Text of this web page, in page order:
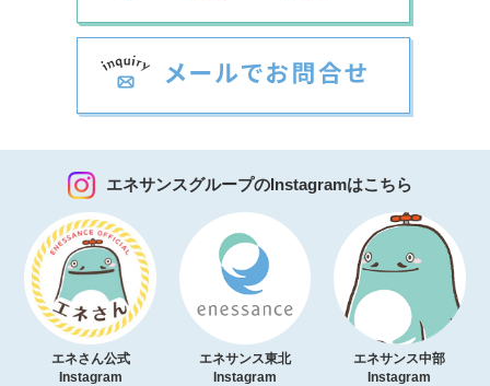
エネサンスグループのInstagramはこちら
エネさん公式
Instagram
エネサンス東北
Instagram
エネサンス中部
Instagram